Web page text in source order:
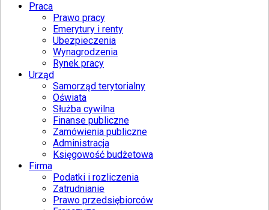
Praca
Prawo pracy
Emerytury i renty
Ubezpieczenia
Wynagrodzenia
Rynek pracy
Urząd
Samorząd terytorialny
Oświata
Służba cywilna
Finanse publiczne
Zamówienia publiczne
Administracja
Księgowość budżetowa
Firma
Podatki i rozliczenia
Zatrudnianie
Prawo przedsiębiorców